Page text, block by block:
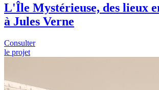
L'Île Mystérieuse, des lieux
à Jules Verne
Consulter
le projet